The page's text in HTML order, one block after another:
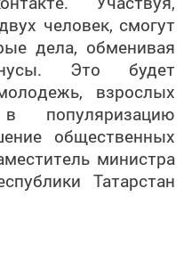
человек, смогут
дела, обменивая
Это будет
взрослых
популяризацию
общественных
министра
Татарстан